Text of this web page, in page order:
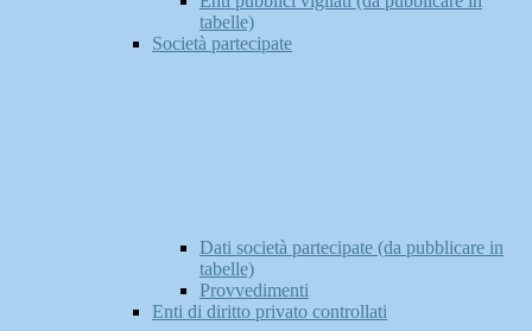
tabelle)
Società partecipate
Dati società partecipate (da pubblicare in
tabelle)
Provvedimenti
Enti di diritto privato controllati